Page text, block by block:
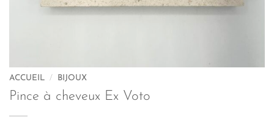
ACCUEIL / BIJOUX
Pince à cheveux Ex Voto